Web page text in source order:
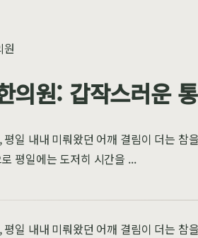
원
의원: 갑작스러운
일 내내 미뤄왔던 어깨 결림이 더는
평일에는 도저히 시간을 ...
일 내내 미뤄왔던 어깨 결림이 더는 참